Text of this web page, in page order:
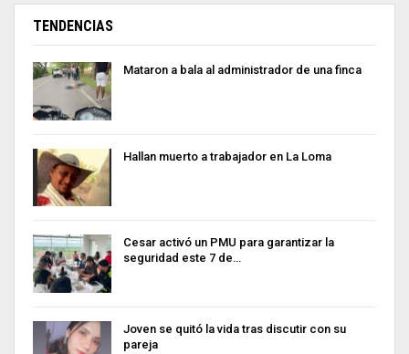
TENDENCIAS
Mataron a bala al administrador de una finca
Hallan muerto a trabajador en La Loma
Cesar activó un PMU para garantizar la
seguridad este 7 de…
Joven se quitó la vida tras discutir con su
pareja